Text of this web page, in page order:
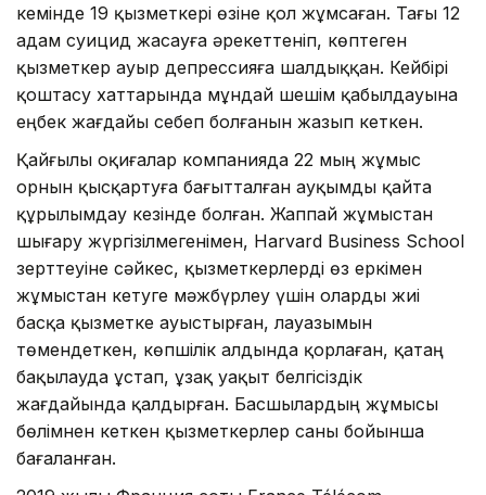
кемінде 19 қызметкері өзіне қол жұмсаған. Тағы 12
адам суицид жасауға әрекеттеніп, көптеген
қызметкер ауыр депрессияға шалдыққан. Кейбірі
қоштасу хаттарында мұндай шешім қабылдауына
еңбек жағдайы себеп болғанын жазып кеткен.
Қайғылы оқиғалар компанияда 22 мың жұмыс
орнын қысқартуға бағытталған ауқымды қайта
құрылымдау кезінде болған. Жаппай жұмыстан
шығару жүргізілмегенімен, Harvard Business School
зерттеуіне сәйкес, қызметкерлерді өз еркімен
жұмыстан кетуге мәжбүрлеу үшін оларды жиі
басқа қызметке ауыстырған, лауазымын
төмендеткен, көпшілік алдында қорлаған, қатаң
бақылауда ұстап, ұзақ уақыт белгісіздік
жағдайында қалдырған. Басшылардың жұмысы
бөлімнен кеткен қызметкерлер саны бойынша
бағаланған.